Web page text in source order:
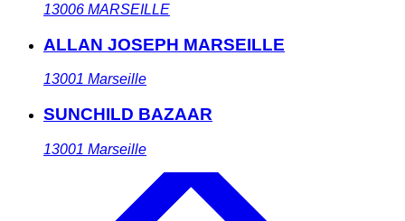
13006 MARSEILLE
ALLAN JOSEPH MARSEILLE
13001 Marseille
SUNCHILD BAZAAR
13001 Marseille